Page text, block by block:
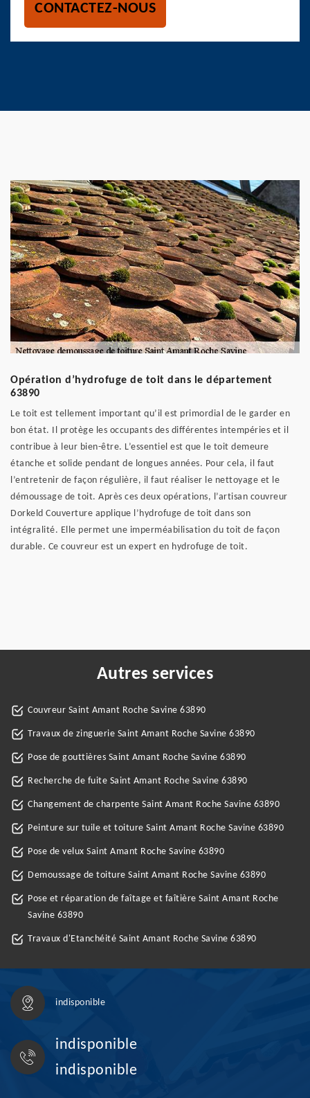
CONTACTEZ-NOUS
Opération d’hydrofuge de toit dans le département
63890
Le toit est tellement important qu’il est primordial de le garder en
bon état. Il protège les occupants des différentes intempéries et il
contribue à leur bien-être. L’essentiel est que le toit demeure
étanche et solide pendant de longues années. Pour cela, il faut
l’entretenir de façon régulière, il faut réaliser le nettoyage et le
démoussage de toit. Après ces deux opérations, l’artisan couvreur
Dorkeld Couverture applique l’hydrofuge de toit dans son
intégralité. Elle permet une imperméabilisation du toit de façon
durable. Ce couvreur est un expert en hydrofuge de toit.
Autres services
Couvreur Saint Amant Roche Savine 63890
Travaux de zinguerie Saint Amant Roche Savine 63890
Pose de gouttières Saint Amant Roche Savine 63890
Recherche de fuite Saint Amant Roche Savine 63890
Changement de charpente Saint Amant Roche Savine 63890
Peinture sur tuile et toiture Saint Amant Roche Savine 63890
Pose de velux Saint Amant Roche Savine 63890
Demoussage de toiture Saint Amant Roche Savine 63890
Pose et réparation de faîtage et faîtière Saint Amant Roche
Savine 63890
Travaux d'Etanchéité Saint Amant Roche Savine 63890
indisponible
indisponible
indisponible